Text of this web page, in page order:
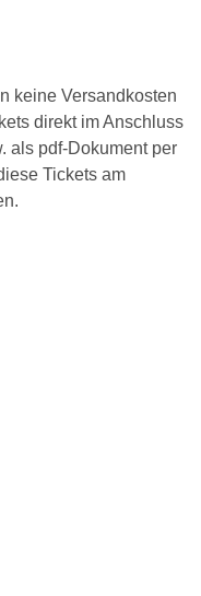
keine Versandkosten
direkt im Anschluss
als pdf-Dokument per
Tickets am